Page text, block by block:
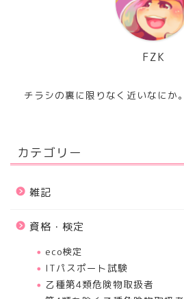
FZK
チラシの裏に限りなく近いなにか。
カテゴリー
雑記
資格・検定
eco検定
ITパスポート試験
乙種第4類危険物取扱者